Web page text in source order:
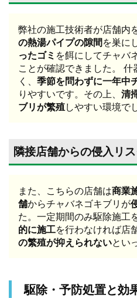
弊社の施工技術者が店舗内
の熱湯パイプの隙間を巣に
ったゴミ を餌にしてチャバ
ことが確認できました。
く、 季節を問わずに一年中
りやすいです。その上、 清
ブリが繁殖しやすい環境で
隣接店舗からの侵入リ
また、こちらの店舗は商業
舗からチャバネゴキブリが
た。一定期間のみ駆除施工
的に施工を行わなければ店
の繁殖が抑えられないとい
駆除・予防処置と効